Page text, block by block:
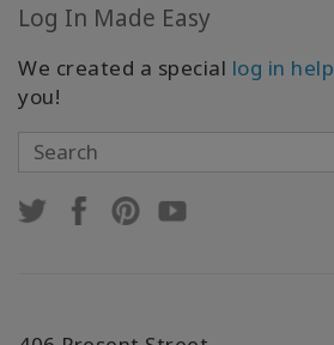
Log In Made Easy
We created a special log in help
you!